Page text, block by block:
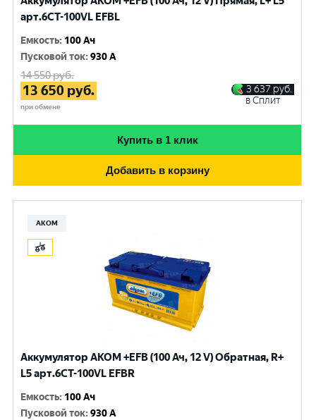
арт.6СТ-100VL EFBL
Емкость: 100 Ач
Пусковой ток:930 A
14 550руб.
13 650 руб.
при обмене
3 637 руб.
в Сплит
Купить в 1 клик
Добавить в корзину
АКОМ
Аккумулятор AKOM +EFB (100 Ач, 12 V) Обратная, R+
L5 арт.6СТ-100VL EFBR
Емкость: 100 Ач
Пусковой ток:930 A